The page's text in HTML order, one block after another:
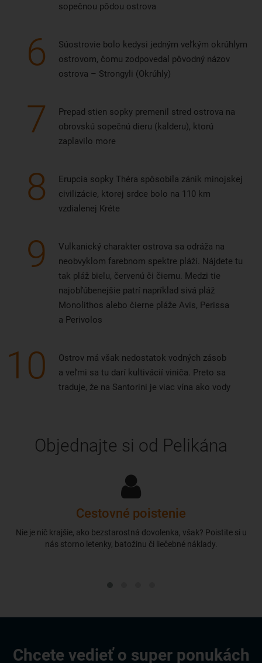
sopečnou pôdou ostrova
6
Súostrovie bolo kedysi jedným veľkým okrúhlym
ostrovom, čomu zodpovedal pôvodný názov
ostrova – Strongyli (Okrúhly)
7
Prepad stien sopky premenil stred ostrova na
obrovskú sopečnú dieru (kalderu), ktorú
zaplavilo more
8
Erupcia sopky Théra spôsobila zánik minojskej
civilizácie, ktorej srdce bolo na 110 km
vzdialenej Kréte
9
Vulkanický charakter ostrova sa odráža na
neobvyklom farebnom spektre pláží. Nájdete tu
tak pláž bielu, červenú či čiernu. Medzi tie
najobľúbenejšie patrí napríklad sivá pláž
Monolithos alebo čierne pláže Avis, Perissa
a Perivolos
10
Ostrov má však nedostatok vodných zásob
a veľmi sa tu darí kultivácií viniča. Preto sa
traduje, že na Santorini je viac vína ako vody
Objednajte si od Pelikána
Cestovné poistenie
Nie je nič krajšie, ako bezstarostná dovolenka, však? Poistite si u
nás storno letenky, batožinu či liečebné náklady.
Chcete vedieť o super ponukách